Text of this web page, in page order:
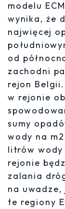
modelu
wynika, że
najwięcej
od
zachodni
rejon
w rejonie
sumy
wody na
litrów wody
rejonie
zalania
na
te regiony